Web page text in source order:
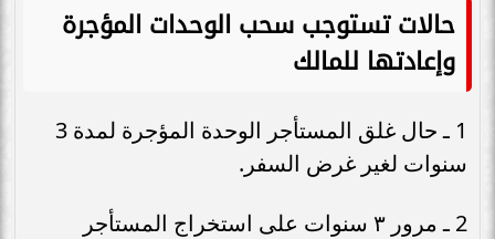
حالات تستوجب سحب الوحدات المؤجرة
وإعادتها للمالك
1 ـ حال غلق المستأجر الوحدة المؤجرة لمدة 3
سنوات لغير غرض السفر.
2 ـ مرور ٣ سنوات على استخراج المستأجر